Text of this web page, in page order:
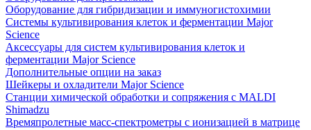
Оборудование для гибридизации и иммуногистохимии
Системы культивирования клеток и ферментации Major
Science
Аксессуары для систем культивирования клеток и
ферментации Major Science
Дополнительные опции на заказ
Шейкеры и охладители Major Science
Станции химической обработки и сопряжения с MALDI
Shimadzu
Времяпролетные масс-спектрометры с ионизацией в матрице